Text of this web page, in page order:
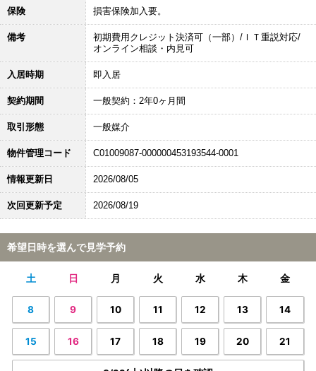
保険 損害保険加入要。
備考
初期費用クレジット決済可（一部）/ＩＴ重説対応/
オンライン相談・内見可
入居時期 即入居
契約期間 一般契約：2年0ヶ月間
取引形態 一般媒介
物件管理コード C01009087-000000453193544-0001
情報更新日 2026/08/05
次回更新予定 2026/08/19
希望日時を選んで見学予約
土 日 月 火 水 木 金
8 9 10 11 12 13 14
15 16 17 18 19 20 21